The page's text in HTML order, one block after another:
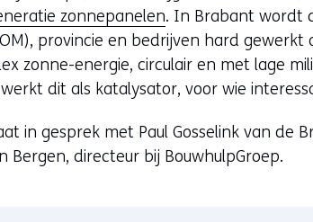
zonnepanelen. In Brabant wordt
provincie en bedrijven hard gewerkt
zonne-energie, circulair en met lage
dit als katalysator, voor wie
in gesprek met Paul Gosselink van de
Bergen, directeur bij BouwhulpGroep.